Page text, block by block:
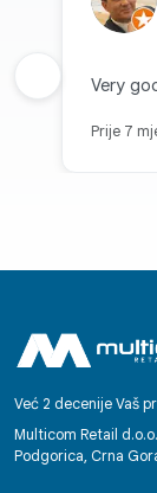
Very
Prije 7
Prethodna
Već 2 decenije Vaš
Multicom Retail
Podgorica, Crna